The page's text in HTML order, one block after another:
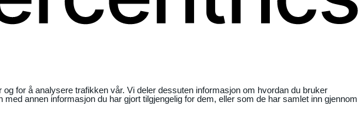
for å analysere trafikken vår. Vi deler dessuten informasjon om hvordan du bruker
annen informasjon du har gjort tilgjengelig for dem, eller som de har samlet inn gjennom